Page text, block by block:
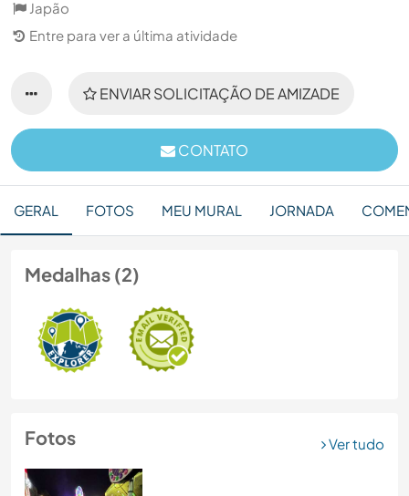
Japão
Entre para ver a última atividade
ENVIAR SOLICITAÇÃO DE AMIZADE
CONTATO
GERAL FOTOS MEU MURAL JORNADA
Medalhas (2)
Fotos Ver tudo